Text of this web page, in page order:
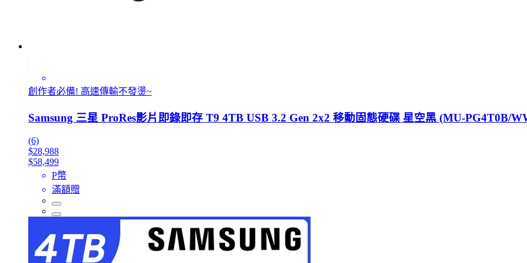
創作者必備! 高速傳輸不發燙~
Samsung 三星 ProRes影片即錄即存 T9 4TB USB 3.2 Gen 2x2 移動固態硬碟 星空黑 (MU-PG4T0B/
(6)
$28,988
$58,499
P幣
滿額贈